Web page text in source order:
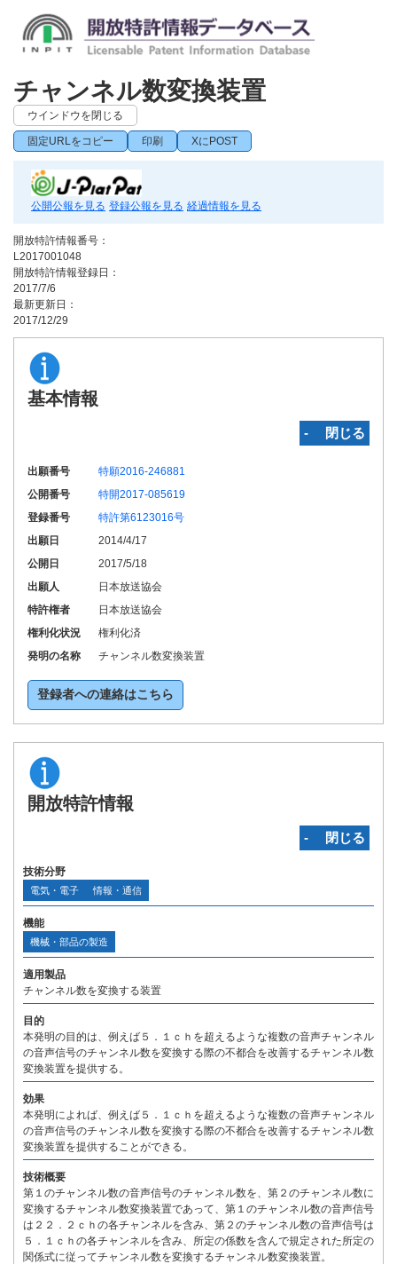
チャンネル数変換装置
ウインドウを閉じる
固定URLをコピー 印刷 XにPOST
公開公報を見る 登録公報を見る 経過情報を見る
開放特許情報番号：
L2017001048
開放特許情報登録日：
2017/7/6
最新更新日：
2017/12/29
基本情報
‐ 閉じる
出願番号
特願2016-246881
公開番号
特開2017-085619
登録番号
特許第6123016号
出願日
2014/4/17
公開日
2017/5/18
出願人
日本放送協会
特許権者
日本放送協会
権利化状況
権利化済
発明の名称
チャンネル数変換装置
登録者への連絡はこちら
開放特許情報
‐ 閉じる
技術分野
電気・電子 情報・通信
機能
機械・部品の製造
適用製品
チャンネル数を変換する装置
目的
本発明の目的は、例えば５．１ｃｈを超えるような複数の音声チャンネル
の音声信号のチャンネル数を変換する際の不都合を改善するチャンネル数
変換装置を提供する。
効果
本発明によれば、例えば５．１ｃｈを超えるような複数の音声チャンネル
の音声信号のチャンネル数を変換する際の不都合を改善するチャンネル数
変換装置を提供することができる。
技術概要
第１のチャンネル数の音声信号のチャンネル数を、第２のチャンネル数に
変換するチャンネル数変換装置であって、第１のチャンネル数の音声信号
は２２．２ｃｈの各チャンネルを含み、第２のチャンネル数の音声信号は
５．１ｃｈの各チャンネルを含み、所定の係数を含んで規定された所定の
関係式に従ってチャンネル数を変換するチャンネル数変換装置。